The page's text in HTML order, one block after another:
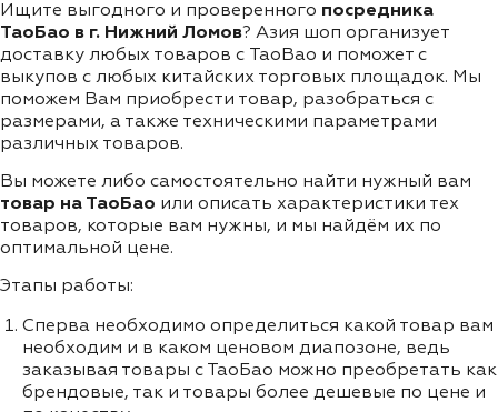
Ищите выгодного и проверенного посредника
ТаоБао в г. Нижний Ломов? Азия шоп организует
доставку любых товаров с TaoBao и поможет с
выкупов с любых китайских торговых площадок. Мы
поможем Вам приобрести товар, разобраться с
размерами, а также техническими параметрами
различных товаров.
Вы можете либо самостоятельно найти нужный вам
товар на ТаоБао или описать характеристики тех
товаров, которые вам нужны, и мы найдём их по
оптимальной цене.
Этапы работы:
Сперва необходимо определиться какой товар вам
необходим и в каком ценовом диапозоне, ведь
заказывая товары с ТаоБао можно преобретать как
брендовые, так и товары более дешевые по цене и